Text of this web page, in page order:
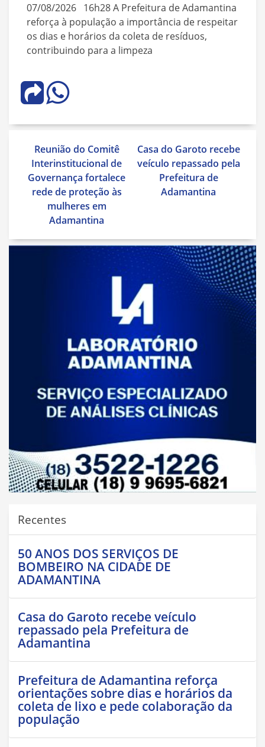
07/08/2026 16h28 A Prefeitura de Adamantina
reforça à população a importância de respeitar
os dias e horários da coleta de resíduos,
contribuindo para a limpeza
Navegação
Post
Reunião do Comitê
Interinstitucional de
Governança fortalece
rede de proteção às
mulheres em
Adamantina
Casa do Garoto recebe
veículo repassado pela
Prefeitura de
Adamantina
Recentes
50 ANOS DOS SERVIÇOS DE
BOMBEIRO NA CIDADE DE
ADAMANTINA
Casa do Garoto recebe veículo
repassado pela Prefeitura de
Adamantina
Prefeitura de Adamantina reforça
orientações sobre dias e horários da
coleta de lixo e pede colaboração da
população